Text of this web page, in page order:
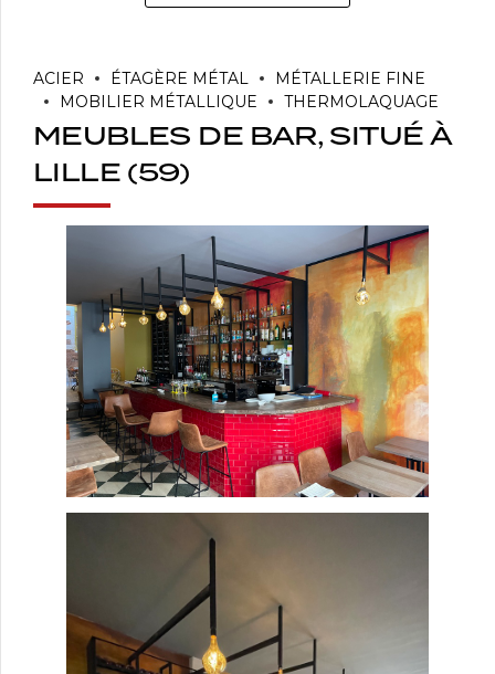
ACIER ÉTAGÈRE MÉTAL
MÉTALLERIE FINE
MOBILIER MÉTALLIQUE
THERMOLAQUAGE
MEUBLES DE BAR, SITUÉ À
LILLE (59)